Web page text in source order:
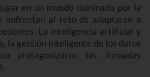
en un mundo dominado por la
enfrentan al reto de adaptarse a
La inteligencia artificial y
la gestión inteligente de los datos
protagonizaron las Jornadas